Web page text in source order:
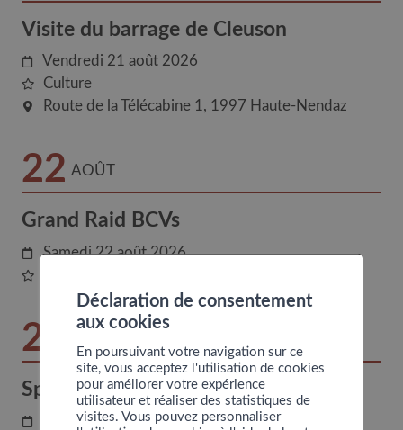
Visite du barrage de Cleuson
Vendredi 21 août 2026
Culture
Route de la Télécabine 1 1997 Haute-Nendaz
22 AOÛT
Grand Raid BCVs
Samedi 22 août 2026
23
Spectacle « Les Figurants »
Dimanche 23 août 2026
Déclaration de consentement
aux cookies
En poursuivant votre navigation sur ce
site, vous acceptez l'utilisation de cookies
pour améliorer votre expérience
utilisateur et réaliser des statistiques de
visites. Vous pouvez personnaliser